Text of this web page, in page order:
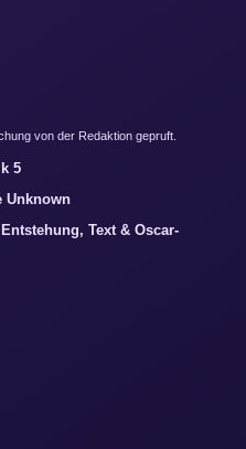
von der Redaktion gepruft.
5
Unknown
Text & Oscar-